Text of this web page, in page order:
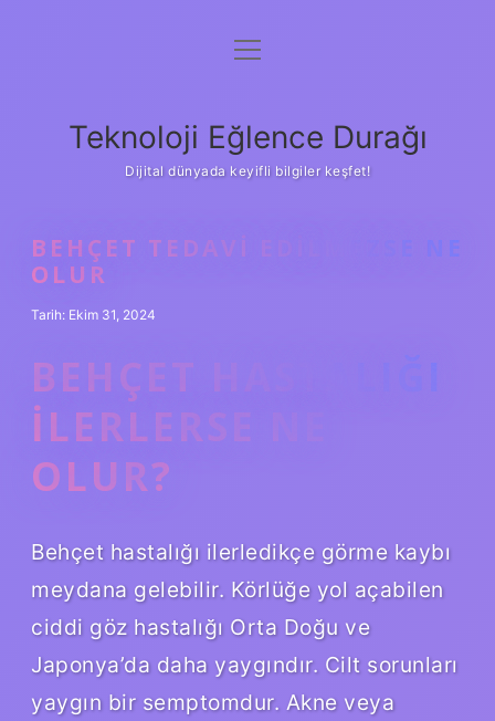
Anasayfa
Yasal Uyarı
menüyü
Teknoloji Eğlence Durağı
Dijital dünyada keyifli bilgiler keşfet!
BEHÇET TEDAVI EDILMEZSE NE
OLUR
Tarih: Ekim 31, 2024
BEHÇET HASTALIĞI
ILERLERSE NE
OLUR?
Behçet hastalığı ilerledikçe görme kaybı
meydana gelebilir. Körlüğe yol açabilen
ciddi göz hastalığı Orta Doğu ve
Japonya’da daha yaygındır. Cilt sorunları
yaygın bir semptomdur. Akne veya